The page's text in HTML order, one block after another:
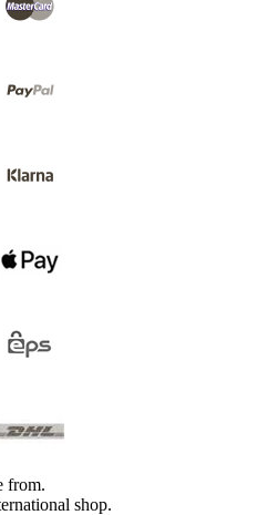
from.
shop.